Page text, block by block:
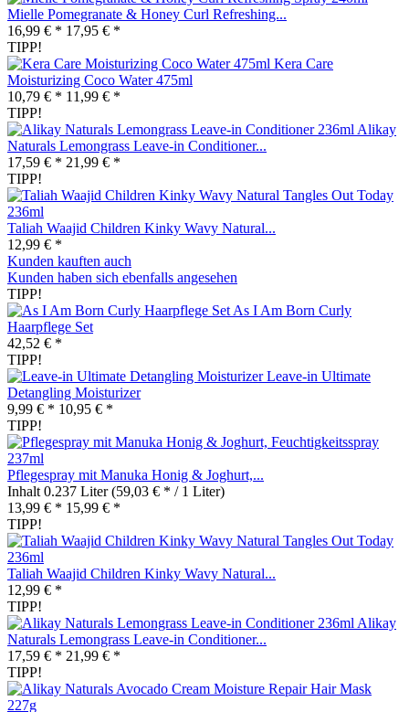
Mielle Pomegranate & Honey Curl Refreshing...
16,99 € * 17,95 € *
TIPP!
Kera Care
Moisturizing Coco Water 475ml
10,79 € * 11,99 € *
TIPP!
Alikay
Naturals Lemongrass Leave-in Conditioner...
17,59 € * 21,99 € *
TIPP!
Taliah Waajid Children Kinky Wavy Natural...
12,99 € *
Kunden kauften auch
Kunden haben sich ebenfalls angesehen
TIPP!
As I Am Born Curly
Haarpflege Set
42,52 € *
TIPP!
Leave-in Ultimate
Detangling Moisturizer
9,99 € * 10,95 € *
TIPP!
Pflegespray mit Manuka Honig & Joghurt,...
Inhalt 0.237 Liter(59,03 € * / 1 Liter)
13,99 € * 15,99 € *
TIPP!
Taliah Waajid Children Kinky Wavy Natural...
12,99 € *
TIPP!
Alikay
Naturals Lemongrass Leave-in Conditioner...
17,59 € * 21,99 € *
TIPP!